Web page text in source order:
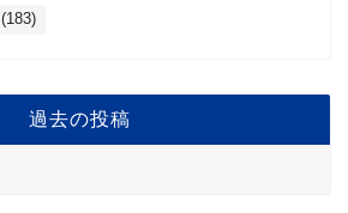
(183)
過去の投稿